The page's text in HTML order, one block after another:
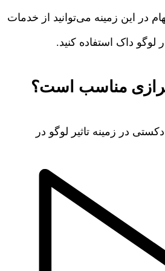
در این زمینه می‌توانید از خدمات
داک استفاده کنید.
مناسب است؟
در زمینه تاثیر لوگو در